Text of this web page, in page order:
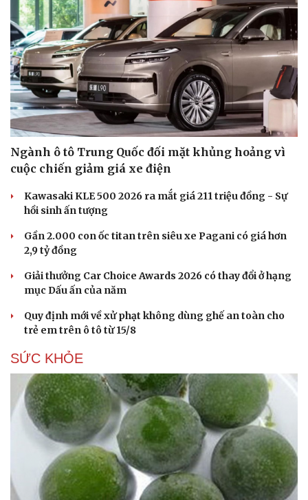
Ngành ô tô Trung Quốc đối mặt khủng hoảng vì
cuộc chiến giảm giá xe điện
Kawasaki KLE 500 2026 ra mắt giá 211 triệu đồng - Sự
hồi sinh ấn tượng
Gần 2.000 con ốc titan trên siêu xe Pagani có giá hơn
2,9 tỷ đồng
Giải thưởng Car Choice Awards 2026 có thay đổi ở hạng
mục Dấu ấn của năm
Quy định mới về xử phạt không dùng ghế an toàn cho
trẻ em trên ô tô từ 15/8
SỨC KHỎE